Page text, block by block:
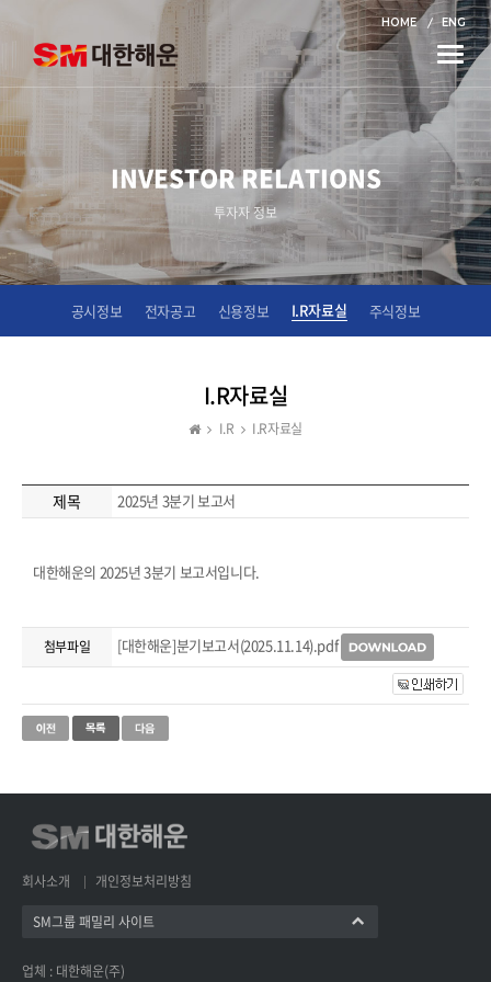
HOME ENG
Toggle
INVESTOR RELATIONS
투자자 정보
공시정보 전자공고 신용정보 I.R자료실 주식정보
I.R자료실
I.R I.R자료실
제목 2025년 3분기 보고서
대한해운의 2025년 3분기 보고서입니다.
첨부파일 [대한해운]분기보고서(2025.11.14).pdf
회사소개 개인정보처리방침
SM그룹 패밀리 사이트
업체 : 대한해운(주)